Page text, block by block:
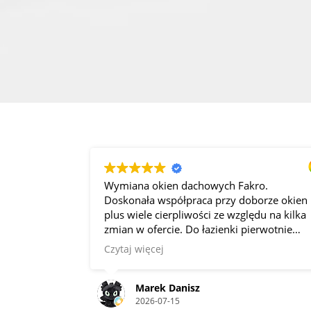
okien dachowych Fakro.
współpraca przy doborze okien
cierpliwości ze względu na kilka
ofercie. Do łazienki pierwotnie
okna drewniane, takie jak były, ale
żeby jednak były to wersje
kolorystycznie od pozostałych
dodatkowo wybrałem okleinę
BEMAR to
montażyści
okna dachowe
czysto.